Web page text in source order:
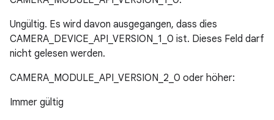
Ungültig. Es wird davon ausgegangen, dass dies
CAMERA_DEVICE_API_VERSION_1_0 ist. Dieses Feld darf
nicht gelesen werden.
CAMERA_MODULE_API_VERSION_2_0 oder höher:
Immer gültig